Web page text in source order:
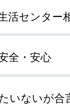
活センター
全・安心
いないが合